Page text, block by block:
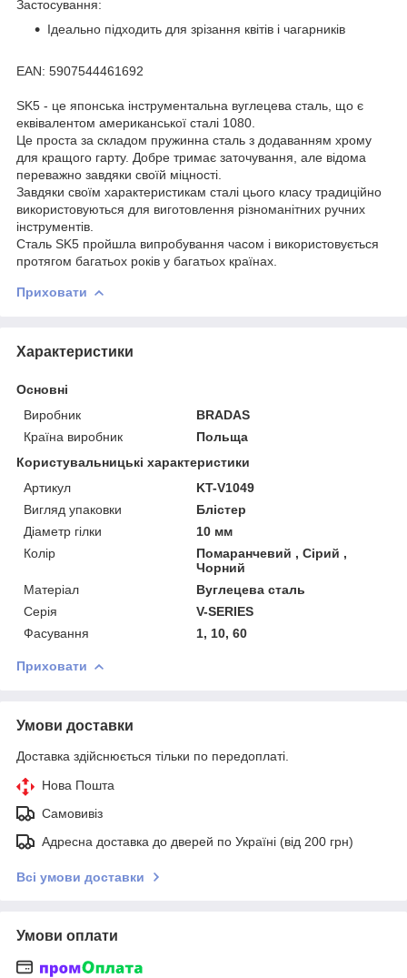
Застосування:
Ідеально підходить для зрізання квітів і чагарників
EAN: 5907544461692
SK5 - це японська інструментальна вуглецева сталь, що є
еквівалентом американської сталі 1080.
Це проста за складом пружинна сталь з додаванням хрому
для кращого гарту. Добре тримає заточування, але відома
переважно завдяки своїй міцності.
Завдяки своїм характеристикам сталі цього класу традиційно
використовуються для виготовлення різноманітних ручних
інструментів.
Сталь SK5 пройшла випробування часом і використовується
протягом багатьох років у багатьох країнах.
Приховати
Характеристики
Основні
Виробник
BRADAS
Країна виробник
Польща
Користувальницькі характеристики
Артикул
KT-V1049
Вигляд упаковки
Блістер
Діаметр гілки
10 мм
Колір
Помаранчевий , Сірий ,
Чорний
Матеріал
Вуглецева сталь
Серія
V-SERIES
Фасування
1, 10, 60
Приховати
Умови доставки
Доставка здійснюється тільки по передоплаті.
Нова Пошта
Самовивіз
Адресна доставка до дверей по Україні (від 200 грн)
Всі умови доставки
Умови оплати